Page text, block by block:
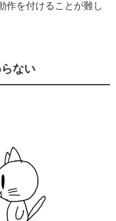
作を付けることが難し
ない